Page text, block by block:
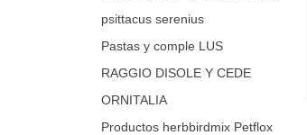
psittacus serenius
Pastas y comple LUS
RAGGIO DISOLE Y CEDE
ORNITALIA
Productos herbbirdmix Petflox